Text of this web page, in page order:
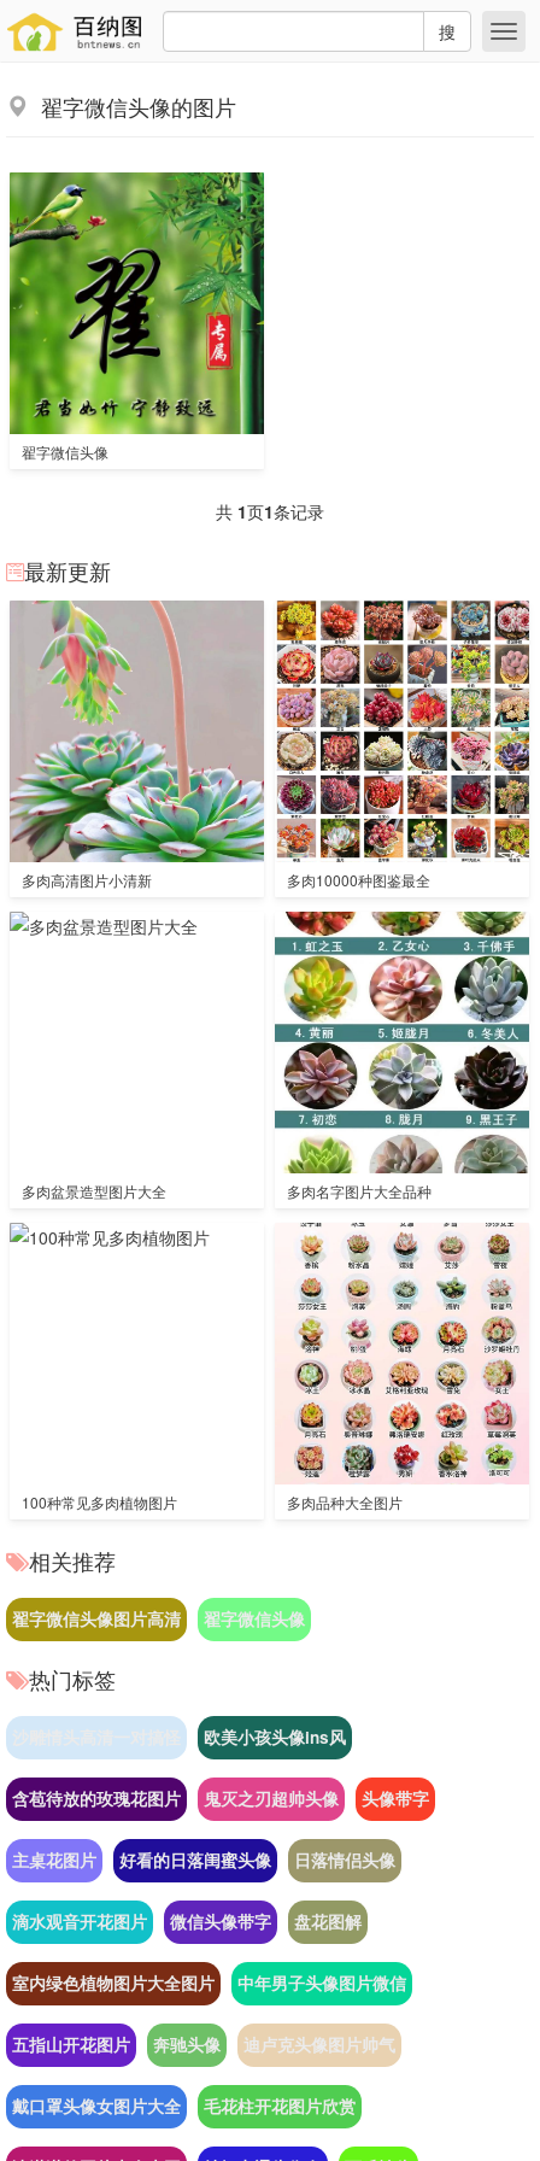
搜
翟字微信头像的图片
翟字微信头像
共 1页1条记录
最新更新
多肉高清图片小清新 多肉10000种图鉴最全
多肉盆景造型图片大全 多肉名字图片大全品种
100种常见多肉植物图片 多肉品种大全图片
相关推荐
翟字微信头像图片高清 翟字微信头像
热门标签
欧美小孩头像ins风
含苞待放的玫瑰花图片 鬼灭之刃超帅头像 头像带字
主桌花图片 好看的日落闺蜜头像 日落情侣头像
滴水观音开花图片 微信头像带字 盘花图解
室内绿色植物图片大全图片 中年男子头像图片微信
五指山开花图片 奔驰头像 迪卢克头像图片帅气
戴口罩头像女图片大全 毛花柱开花图片欣赏